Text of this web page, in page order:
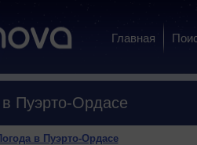
Главная
в Пуэрто-Ордасе
в Пуэрто-Ордасе